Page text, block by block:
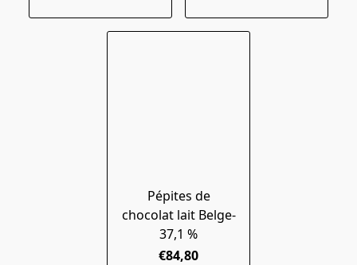
Pépites de
chocolat lait Belge-
37,1 %
€84,80